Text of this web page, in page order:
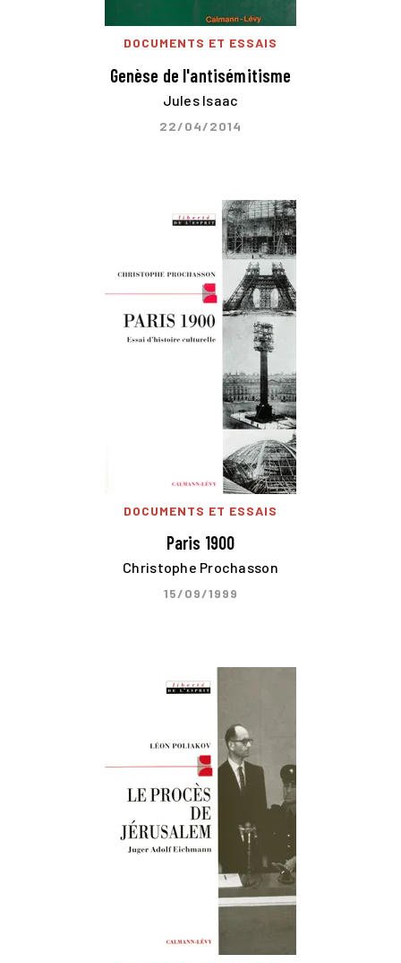
DOCUMENTS ET ESSAIS
Genèse de l'antisémitisme
Jules Isaac
22/04/2014
DOCUMENTS ET ESSAIS
Paris 1900
Christophe Prochasson
15/09/1999